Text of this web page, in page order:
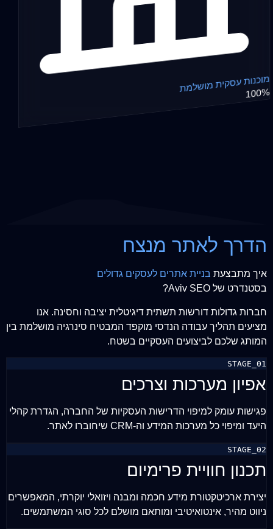
מוכנות עסקית מושלמת
100%
הדרך לאתר מנצח
איך מתבצעת בניית אתרים לעסקים גדולים
בסטנדרט של Aviv SEO?
חברות גדולות דורשות תשתית דיגיטלית יציבה וחסינה. אנו
מציעים תהליך עבודה הנדסי מוקפד המבטיח סינרגיה מושלמת בין
המותג שלכם לביצועים העסקיים בשטח.
STAGE_01
אפיון מערכות וצרכים
פגישות עומק למיפוי הדרישות העסקיות של החברה, הגדרת קהלי
היעד ומיפוי כל מערכות המידע וה-CRM שיחוברו לאתר.
STAGE_02
תכנון חוויית פרימיום
יצירת ארכיטקטורת מידע חכמה ומבנה ויזואלי יוקרתי, המאפשרים
ניווט מהיר, אינטואיטיבי ומותאם מושלם לכל סוגי המשתמשים.